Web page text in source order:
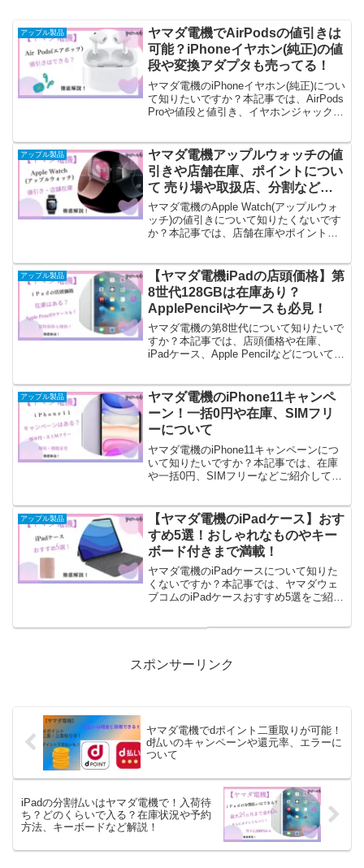
アップル製品
ヤマダ電機でAirPodsの値引きは
可能？iPhoneイヤホン(純正)の値
段や変換アダプタも売ってる！
ヤマダ電機のiPhoneイヤホン(純正)につい
て知りたいですか？本記事では、AirPods
Proや値段と値引き、イヤホンジャック
イントを充てることができますよ！
アップル製品
ヤマダ電機アップルウォッチの値
引きや店舗在庫、ポイントについ
て 売り場や取扱店、分割など徹
底解説！
ヤマダ電機のApple Watch(アップルウォ
ッチ)の値引きについて知りたくないです
か？本記事では、店舗在庫やポイント、
Apple Watch(アップルウォッチ)9～7まで
の在庫はまだありますよ！
アップル製品
【ヤマダ電機iPadの店頭価格】第
8世代128GBは在庫あり？
ApplePencilやケースも必見！
ヤマダ電機の第8世代について知りたいで
すか？本記事では、店頭価格や在庫、
iPadケース、Apple Pencilなどについてご
売り切れました」状態が早く解消されれ
ば良いですね。
アップル製品
ヤマダ電機のiPhone11キャンペ
ーン！一括0円や在庫、SIMフリ
ーについて
ヤマダ電機のiPhone11キャンペーンにつ
いて知りたいですか？本記事では、在庫
や一括0円、SIMフリーなどご紹介してい
アップル製品
【ヤマダ電機のiPadケース】おす
すめ5選！おしゃれなものやキー
ボード付きまで満載！
ヤマダ電機のiPadケースについて知りた
くないですか？本記事では、ヤマダウェ
ブコムのiPadケースおすすめ5選をご紹介
必見です。
スポンサーリンク
ヤマダ電機でdポイント二重取りが可能！
d払いのキャンペーンや還元率、エラーに
ついて
iPadの分割払いはヤマダ電機で！入荷待
ち？どのくらいで入る？在庫状況や予約
方法、キーボードなど解説！